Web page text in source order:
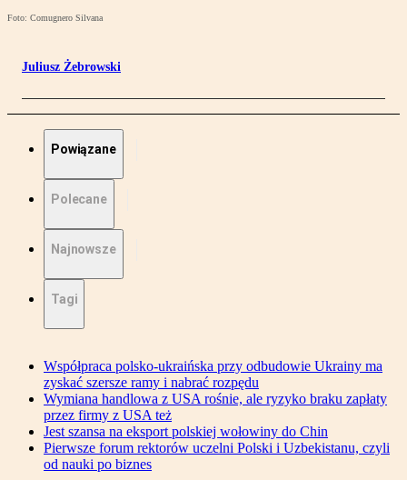
Foto: Comugnero Silvana
Juliusz Żebrowski
Powiązane
Polecane
Najnowsze
Tagi
Współpraca polsko-ukraińska przy odbudowie Ukrainy ma
zyskać szersze ramy i nabrać rozpędu
Wymiana handlowa z USA rośnie, ale ryzyko braku zapłaty
przez firmy z USA też
Jest szansa na eksport polskiej wołowiny do Chin
Pierwsze forum rektorów uczelni Polski i Uzbekistanu, czyli
od nauki po biznes